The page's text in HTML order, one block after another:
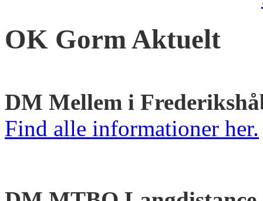
OK Gorm Aktuelt
DM Mellem i
Find alle informationer her.